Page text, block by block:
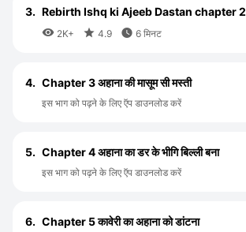
3. Rebirth Ishq ki Ajeeb Dastan chapter 2
 2K+  4.9  6 मिनट
4. Chapter 3 अहाना की मासूम सी मस्ती
इस भाग को पढ़ने के लिए ऍप डाउनलोड करें
5. Chapter 4 अहाना का डर के भीगि बिल्ली बना
इस भाग को पढ़ने के लिए ऍप डाउनलोड करें
6. Chapter 5 कावेरी का अहाना को डांटना